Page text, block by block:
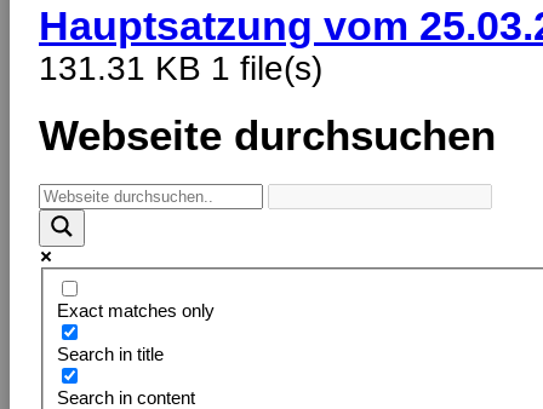
Hauptsatzung vom
131.31 KB 1 file(s)
Webseite durchsuchen
Exact matches only
Search in title
Search in content